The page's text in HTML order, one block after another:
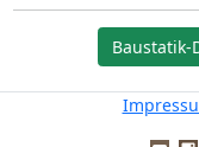
Baustatik-